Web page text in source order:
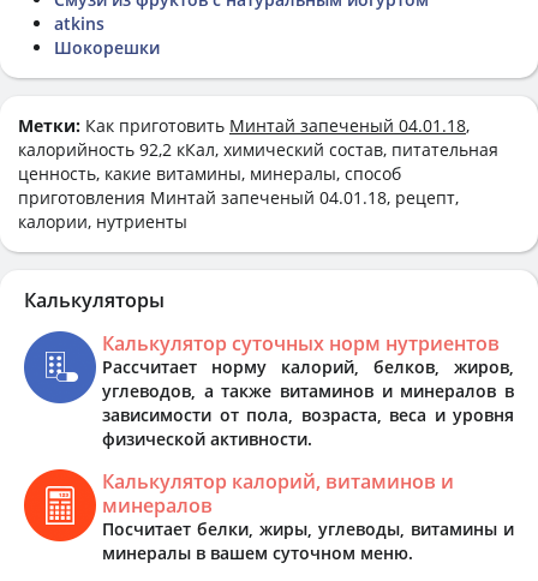
atkins
Шокорешки
Метки: Как приготовить Минтай запеченый 04.01.18,
калорийность 92,2 кКал, химический состав, питательная
ценность, какие витамины, минералы, способ
приготовления Минтай запеченый 04.01.18, рецепт,
калории, нутриенты
Калькуляторы
Калькулятор суточных норм нутриентов
Рассчитает норму калорий, белков, жиров,
углеводов, а также витаминов и минералов в
зависимости от пола, возраста, веса и уровня
физической активности.
Калькулятор калорий, витаминов и
минералов
Посчитает белки, жиры, углеводы, витамины и
минералы в вашем суточном меню.